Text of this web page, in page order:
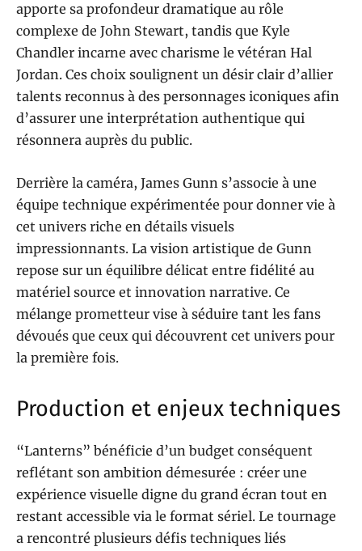
apporte sa profondeur dramatique au rôle
complexe de John Stewart, tandis que Kyle
Chandler incarne avec charisme le vétéran Hal
Jordan. Ces choix soulignent un désir clair d’allier
talents reconnus à des personnages iconiques afin
d’assurer une interprétation authentique qui
résonnera auprès du public.
Derrière la caméra, James Gunn s’associe à une
équipe technique expérimentée pour donner vie à
cet univers riche en détails visuels
impressionnants. La vision artistique de Gunn
repose sur un équilibre délicat entre fidélité au
matériel source et innovation narrative. Ce
mélange prometteur vise à séduire tant les fans
dévoués que ceux qui découvrent cet univers pour
la première fois.
Production et enjeux techniques
“Lanterns” bénéficie d’un budget conséquent
reflétant son ambition démesurée : créer une
expérience visuelle digne du grand écran tout en
restant accessible via le format sériel. Le tournage
a rencontré plusieurs défis techniques liés